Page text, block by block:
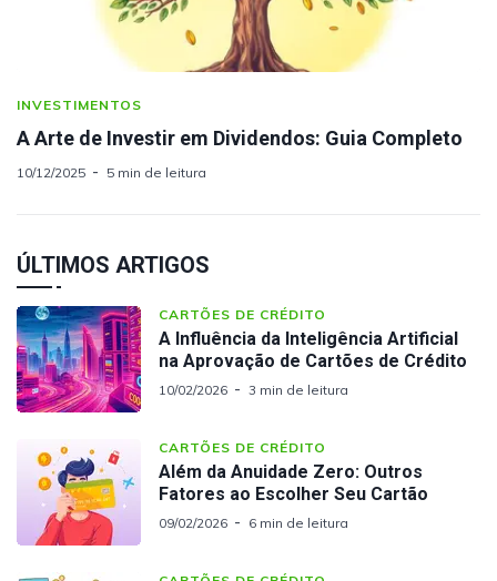
INVESTIMENTOS
A Arte de Investir em Dividendos: Guia Completo
10/12/2025 5 min de leitura
ÚLTIMOS ARTIGOS
CARTÕES DE CRÉDITO
A Influência da Inteligência Artificial
na Aprovação de Cartões de Crédito
10/02/2026 3 min de leitura
CARTÕES DE CRÉDITO
Além da Anuidade Zero: Outros
Fatores ao Escolher Seu Cartão
09/02/2026 6 min de leitura